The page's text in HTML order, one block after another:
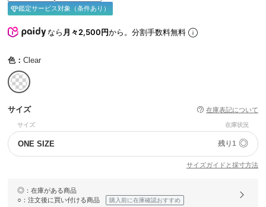
鑑定サービス対象（条件あり）
なら月々2,500円から。分割手数料無料
色： Clear
サイズ 在庫表記について
サイズ 在庫状況
ONE SIZE 残り1 ◎
サイズガイドと採寸方法
◎ ：在庫がある商品
○ ：注文後に買い付ける商品 購入前に在庫確認おすすめ